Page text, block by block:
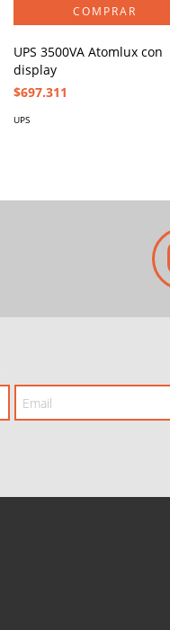
UPS 3500VA Atomlux con
display
$697.311
UPS